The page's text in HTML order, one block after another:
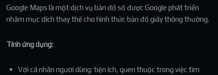
Google Maps là một dịch vụ bản đồ số được Google phát triển
nhằm mục đích thay thế cho hình thức bản đồ giấy thông thường.
Tính ứng dụng:
Với cá nhân người dùng: tiện ích, quen thuộc trong việc tìm